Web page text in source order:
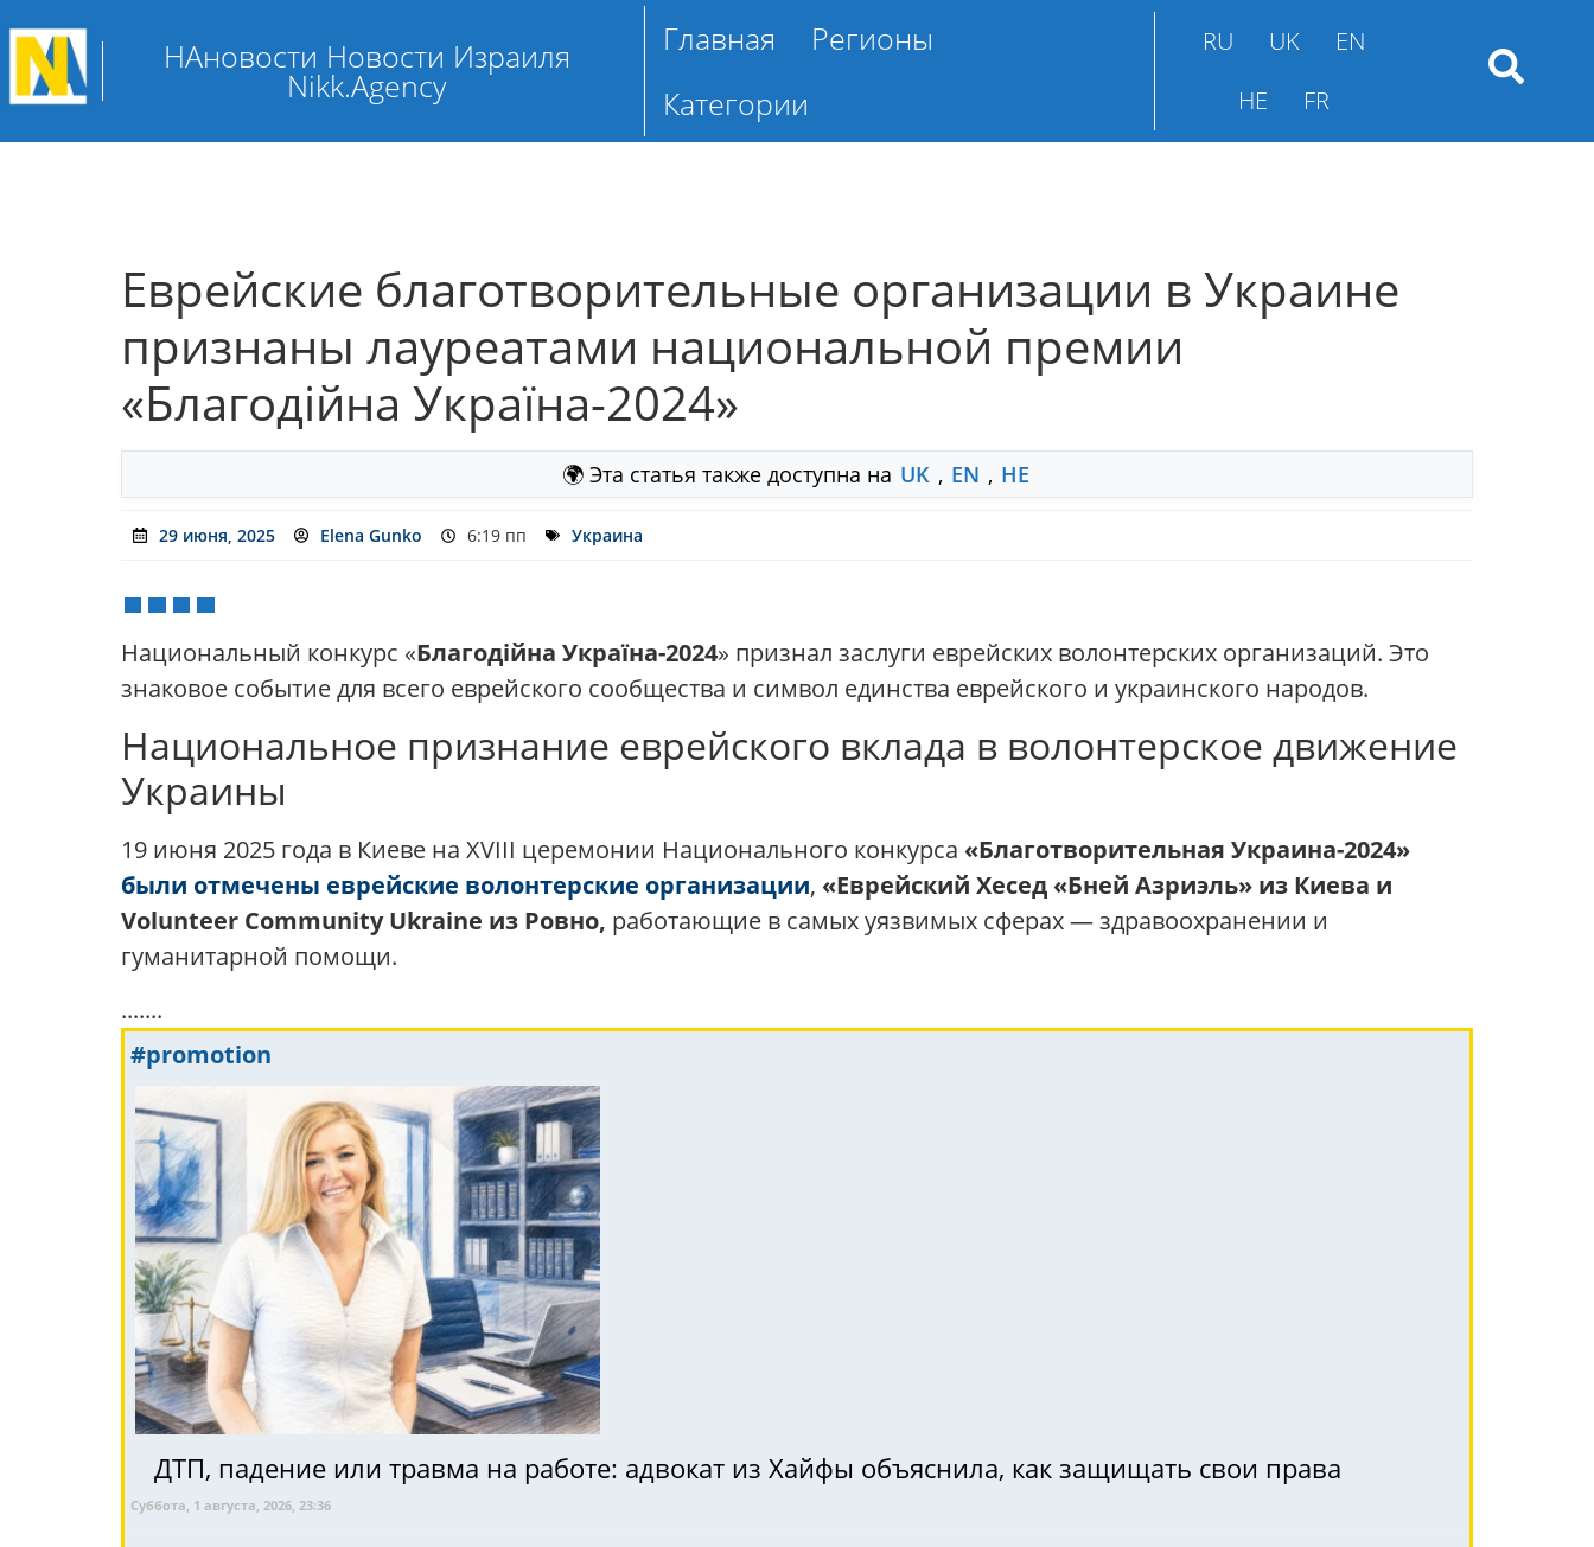
НАновости Новости Израиля
Nikk.Agency
Главная
Регионы
Категории
RU UK
EN
HE
FR
Еврейские благотворительные организации в Украине
признаны лауреатами национальной премии
«Благодійна Україна-2024»
🌍 Эта статья также доступна на UK , EN , HE
29 июня, 2025 Elena Gunko 6:19 пп Украина
Национальный конкурс «Благодійна Україна-2024» признал заслуги еврейских волонтерских организаций. Это
знаковое событие для всего еврейского сообщества и символ единства еврейского и украинского народов.
Национальное признание еврейского вклада в волонтерское движение
Украины
19 июня 2025 года в Киеве на XVIII церемонии Национального конкурса «Благотворительная Украина-2024»
были отмечены еврейские волонтерские организации, «Еврейский Хесед «Бней Азриэль» из Киева и
Volunteer Community Ukraine из Ровно, работающие в самых уязвимых сферах — здравоохранении и
гуманитарной помощи.
.......
#promotion
ДТП, падение или травма на работе: адвокат из Хайфы объяснила, как защищать свои права
Суббота, 1 августа, 2026, 23:36